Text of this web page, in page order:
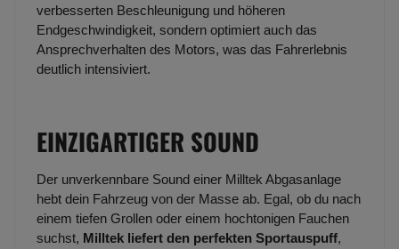
verbesserten Beschleunigung und höheren
Endgeschwindigkeit, sondern optimiert auch das
Ansprechverhalten des Motors, was das Fahrerlebnis
deutlich intensiviert.
EINZIGARTIGER SOUND
Der unverkennbare Sound einer Milltek Abgasanlage
hebt dein Fahrzeug von der Masse ab. Egal, ob du nach
einem tiefen Grollen oder einem hochtonigen Fauchen
suchst, Milltek liefert den perfekten Sportauspuff,